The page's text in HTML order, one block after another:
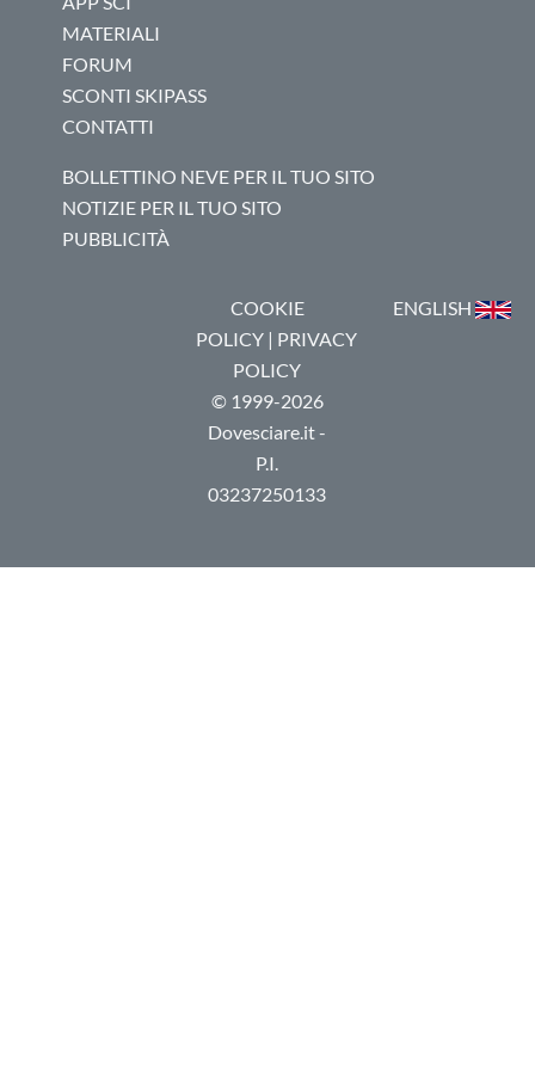
MATERIALI
FORUM
SCONTI SKIPASS
CONTATTI
BOLLETTINO NEVE PER IL TUO SITO
NOTIZIE PER IL TUO SITO
PUBBLICITÀ
COOKIE
POLICY| PRIVACY
POLICY
© 1999-2026
Dovesciare.it -
P.I.
03237250133
ENGLISH